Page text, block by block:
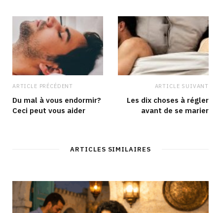
ARTICLE PRÉCÉDENT
Du mal à vous endormir?
Ceci peut vous aider
ARTICLE SUIVANT
Les dix choses à régler
avant de se marier
ARTICLES SIMILAIRES